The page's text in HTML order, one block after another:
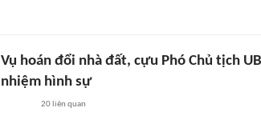
Vụ hoán đổi nhà đất, cựu Phó Chủ tịch
nhiệm hình sự
20liên quan